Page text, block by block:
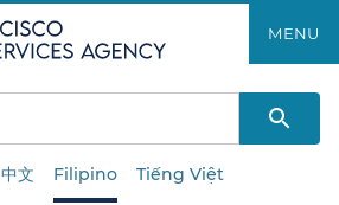
ang
pangunahing
nilalaman​​
MENU​​
中文 Filipino Tiếng Việt